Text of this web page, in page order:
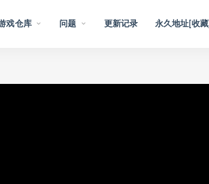
戏仓库 问题 更新记录 永久地址[收藏]